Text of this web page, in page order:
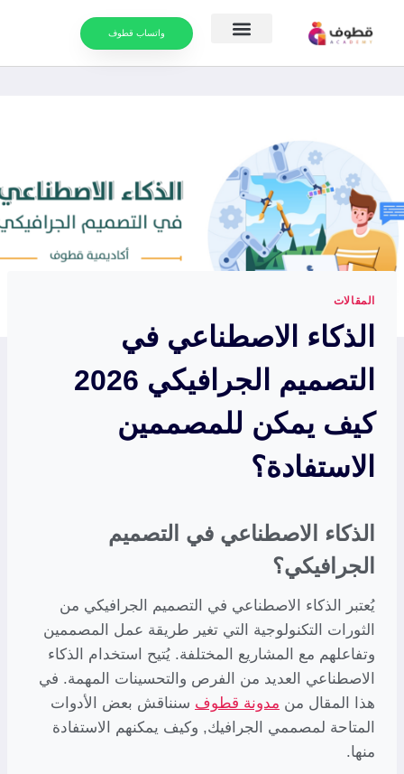
واتساب قطوف
المقالات
الذكاء الاصطناعي في
التصميم الجرافيكي 2026
كيف يمكن للمصممين
الاستفادة؟
الذكاء الاصطناعي في التصميم
الجرافيكي؟
يُعتبر الذكاء الاصطناعي في التصميم الجرافيكي من
الثورات التكنولوجية التي تغير طريقة عمل المصممين
وتفاعلهم مع المشاريع المختلفة. يُتيح استخدام الذكاء
الاصطناعي العديد من الفرص والتحسينات المهمة. في
هذا المقال من مدونة قطوف سنناقش بعض الأدوات
المتاحة لمصممي الجرافيك, وكيف يمكنهم الاستفادة
منها.